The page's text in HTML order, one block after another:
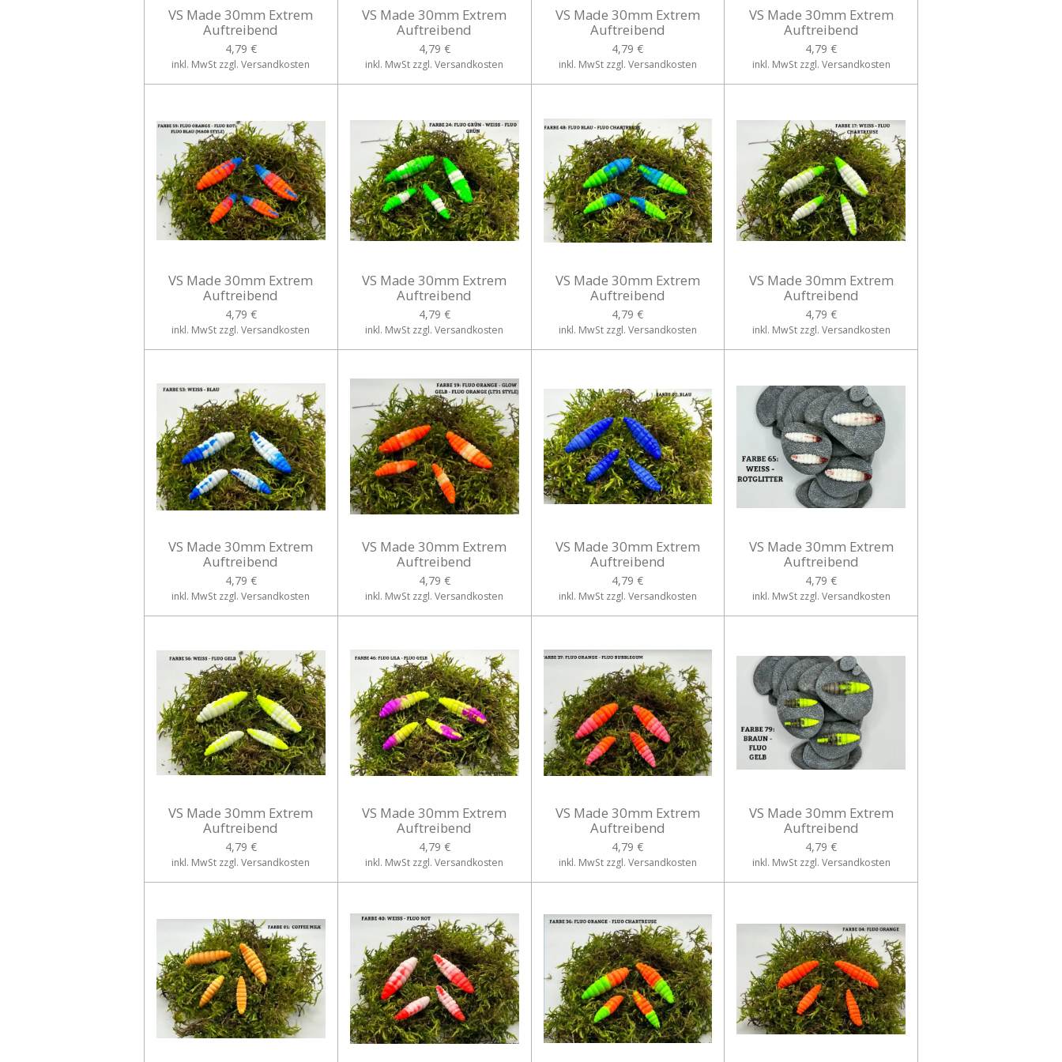
VS Made 30mm Extrem
Auftreibend
4,79 €
inkl. MwSt zzgl. Versandkosten
VS Made 30mm Extrem
Auftreibend
4,79 €
inkl. MwSt zzgl. Versandkosten
VS Made 30mm Extrem
Auftreibend
4,79 €
inkl. MwSt zzgl. Versandkosten
VS Made 30mm Extrem
Auftreibend
4,79 €
inkl. MwSt zzgl. Versandkosten
VS Made 30mm Extrem
Auftreibend
4,79 €
inkl. MwSt zzgl. Versandkosten
VS Made 30mm Extrem
Auftreibend
4,79 €
inkl. MwSt zzgl. Versandkosten
VS Made 30mm Extrem
Auftreibend
4,79 €
inkl. MwSt zzgl. Versandkosten
VS Made 30mm Extrem
Auftreibend
4,79 €
inkl. MwSt zzgl. Versandkosten
VS Made 30mm Extrem
Auftreibend
4,79 €
inkl. MwSt zzgl. Versandkosten
VS Made 30mm Extrem
Auftreibend
4,79 €
inkl. MwSt zzgl. Versandkosten
VS Made 30mm Extrem
Auftreibend
4,79 €
inkl. MwSt zzgl. Versandkosten
VS Made 30mm Extrem
Auftreibend
4,79 €
inkl. MwSt zzgl. Versandkosten
VS Made 30mm Extrem
Auftreibend
4,79 €
inkl. MwSt zzgl. Versandkosten
VS Made 30mm Extrem
Auftreibend
4,79 €
inkl. MwSt zzgl. Versandkosten
VS Made 30mm Extrem
Auftreibend
4,79 €
inkl. MwSt zzgl. Versandkosten
VS Made 30mm Extrem
Auftreibend
4,79 €
inkl. MwSt zzgl. Versandkosten